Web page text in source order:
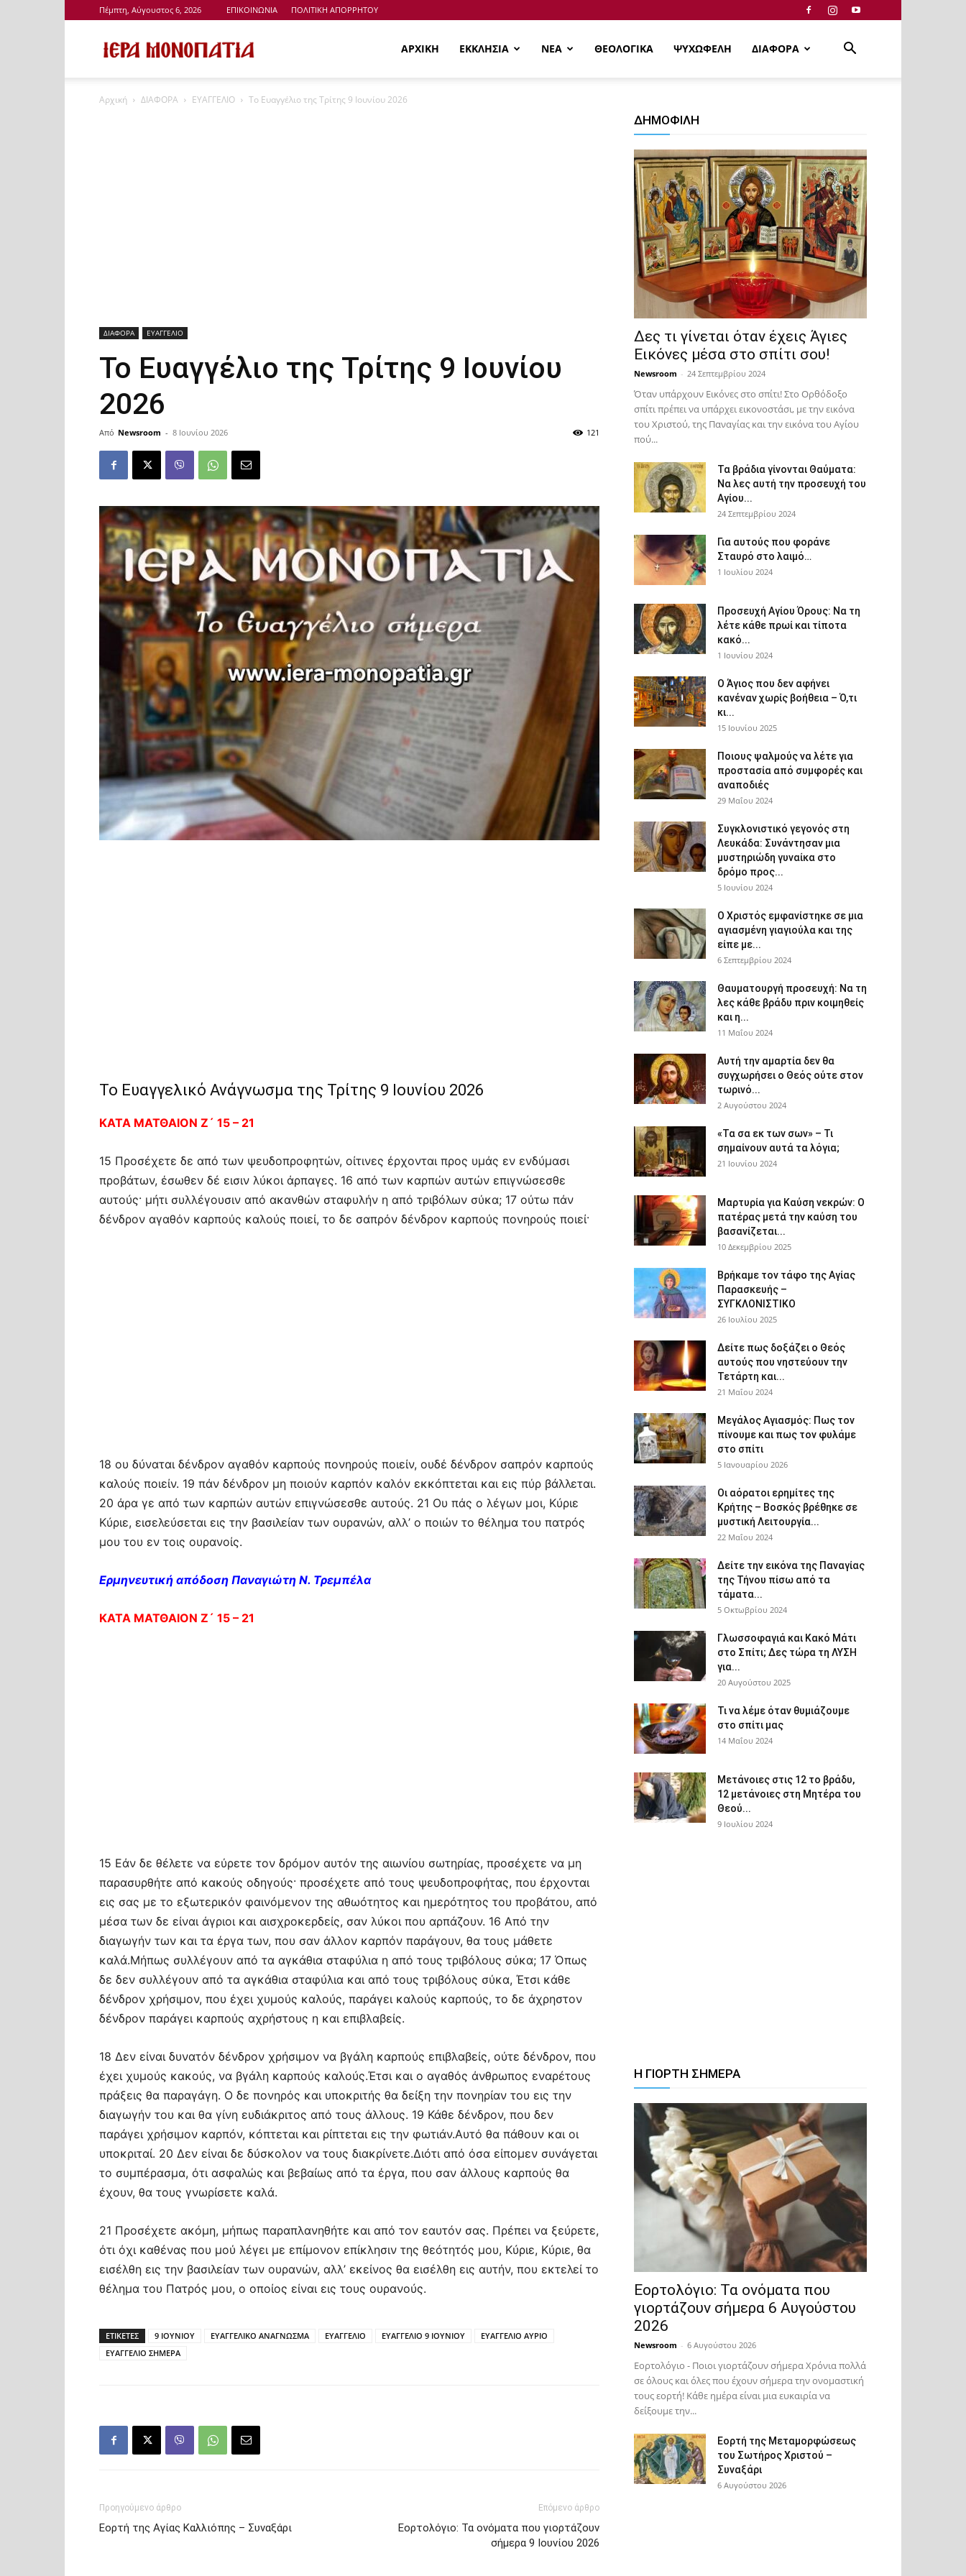
Πέμπτη, Αύγουστος 6, 2026 ΕΠΙΚΟΙΝΩΝΙΑ ΠΟΛΙΤΙΚΗ ΑΠΟΡΡΗΤΟΥ
Μονοπάτια
ΑΡΧΙΚΗ ΕΚΚΛΗΣΙΑ ΝΕΑ ΘΕΟΛΟΓΙΚΑ ΨΥΧΩΦΕΛΗ ΔΙΑΦΟΡΑ
Αρχική ΔΙΑΦΟΡΑ ΕΥΑΓΓΕΛΙΟ Το Ευαγγέλιο της Τρίτης 9 Ιουνίου 2026
ΔΙΑΦΟΡΑ ΕΥΑΓΓΕΛΙΟ
Το Ευαγγέλιο της Τρίτης 9 Ιουνίου
2026
Από Newsroom - 8 Ιουνίου 2026 121
Το Ευαγγελικό Ανάγνωσμα της Τρίτης 9 Ιουνίου 2026
ΚΑΤΑ ΜΑΤΘΑΙΟΝ Ζ´ 15 – 21
15 Προσέχετε δε από των ψευδοπροφητών, οίτινες έρχονται προς υμάς εν ενδύμασι
προβάτων, έσωθεν δέ εισιν λύκοι άρπαγες. 16 από των καρπών αυτών επιγνώσεσθε
αυτούς· μήτι συλλέγουσιν από ακανθών σταφυλήν η από τριβόλων σύκα; 17 ούτω πάν
δένδρον αγαθόν καρπούς καλούς ποιεί, το δε σαπρόν δένδρον καρπούς πονηρούς ποιεί·
18 ου δύναται δένδρον αγαθόν καρπούς πονηρούς ποιείν, ουδέ δένδρον σαπρόν καρπούς
καλούς ποιείν. 19 πάν δένδρον μη ποιούν καρπόν καλόν εκκόπτεται και εις πύρ βάλλεται.
20 άρα γε από των καρπών αυτών επιγνώσεσθε αυτούς. 21 Ου πάς ο λέγων μοι, Κύριε
Κύριε, εισελεύσεται εις την βασιλείαν των ουρανών, αλλ’ ο ποιών το θέλημα του πατρός
μου του εν τοις ουρανοίς.
Ερμηνευτική απόδοση Παναγιώτη Ν. Τρεμπέλα
ΚΑΤΑ ΜΑΤΘΑΙΟΝ Ζ´ 15 – 21
15 Εάν δε θέλετε να εύρετε τον δρόμον αυτόν της αιωνίου σωτηρίας, προσέχετε να μη
παρασυρθήτε από κακούς οδηγούς· προσέχετε από τους ψευδοπροφήτας, που έρχονται
εις σας με το εξωτερικόν φαινόμενον της αθωότητος και ημερότητος του προβάτου, από
μέσα των δε είναι άγριοι και αισχροκερδείς, σαν λύκοι που αρπάζουν. 16 Από την
διαγωγήν των και τα έργα των, που σαν άλλον καρπόν παράγουν, θα τους μάθετε
καλά.Μήπως συλλέγουν από τα αγκάθια σταφύλια η από τους τριβόλους σύκα; 17 Όπως
δε δεν συλλέγουν από τα αγκάθια σταφύλια και από τους τριβόλους σύκα, Έτσι κάθε
δένδρον χρήσιμον, που έχει χυμούς καλούς, παράγει καλούς καρπούς, το δε άχρηστον
δένδρον παράγει καρπούς αχρήστους η και επιβλαβείς.
18 Δεν είναι δυνατόν δένδρον χρήσιμον να βγάλη καρπούς επιβλαβείς, ούτε δένδρον, που
έχει χυμούς κακούς, να βγάλη καρπούς καλούς.Έτσι και ο αγαθός άνθρωπος εναρέτους
πράξεις θα παραγάγη. Ο δε πονηρός και υποκριτής θα δείξη την πονηρίαν του εις την
διαγωγήν του και θα γίνη ευδιάκριτος από τους άλλους. 19 Κάθε δένδρον, που δεν
παράγει χρήσιμον καρπόν, κόπτεται και ρίπτεται εις την φωτιάν.Αυτό θα πάθουν και οι
υποκριταί. 20 Δεν είναι δε δύσκολον να τους διακρίνετε.Διότι από όσα είπομεν συνάγεται
το συμπέρασμα, ότι ασφαλώς και βεβαίως από τα έργα, που σαν άλλους καρπούς θα
έχουν, θα τους γνωρίσετε καλά.
21 Προσέχετε ακόμη, μήπως παραπλανηθήτε και από τον εαυτόν σας. Πρέπει να ξεύρετε,
ότι όχι καθένας που μού λέγει με επίμονον επίκλησιν της θεότητός μου, Κύριε, Κύριε, θα
εισέλθη εις την βασιλείαν των ουρανών, αλλ’ εκείνος θα εισέλθη εις αυτήν, που εκτελεί το
θέλημα του Πατρός μου, ο οποίος είναι εις τους ουρανούς.
ΕΤΙΚΕΤΕΣ 9 ΙΟΥΝΙΟΥ ΕΥΑΓΓΕΛΙΚΟ ΑΝΑΓΝΩΣΜΑ ΕΥΑΓΓΕΛΙΟ ΕΥΑΓΓΕΛΙΟ 9 ΙΟΥΝΙΟΥ
ΕΥΑΓΓΕΛΙΟ ΑΥΡΙΟ
ΕΥΑΓΓΕΛΙΟ ΣΗΜΕΡΑ
Προηγούμενο άρθρο
Εορτή της Αγίας Καλλιόπης – Συναξάρι
Επόμενο άρθρο
Εορτολόγιο: Τα ονόματα που γιορτάζουν
σήμερα 9 Ιουνίου 2026
ΔΗΜΟΦΙΛΗ
Δες τι γίνεται όταν έχεις Άγιες
Εικόνες μέσα στο σπίτι σου!
Newsroom - 24 Σεπτεμβρίου 2024
Όταν υπάρχουν Εικόνες στο σπίτι! Στο Ορθόδοξο
σπίτι πρέπει να υπάρχει εικονοστάσι, με την εικόνα
του Χριστού, της Παν­αγίας και την εικόνα του Αγίου
πού...
Τα βράδια γίνονται Θαύματα:
Να λες αυτή την προσευχή του
Αγίου...
24 Σεπτεμβρίου 2024
Για αυτούς που φοράνε
Σταυρό στο λαιμό…
1 Ιουλίου 2024
Προσευχή Αγίου Όρους: Να τη
λέτε κάθε πρωί και τίποτα
κακό...
1 Ιουνίου 2024
Ο Άγιος που δεν αφήνει
κανέναν χωρίς βοήθεια – Ό,τι
κι...
15 Ιουνίου 2025
Ποιους ψαλμούς να λέτε για
προστασία από συμφορές και
αναποδιές
29 Μαΐου 2024
Συγκλονιστικό γεγονός στη
Λευκάδα: Συνάντησαν μια
μυστηριώδη γυναίκα στο
δρόμο προς...
5 Ιουνίου 2024
Ο Χριστός εμφανίστηκε σε μια
αγιασμένη γιαγιούλα και της
είπε με...
6 Σεπτεμβρίου 2024
Θαυματουργή προσευχή: Να τη
λες κάθε βράδυ πριν κοιμηθείς
και η...
11 Μαΐου 2024
Αυτή την αμαρτία δεν θα
συγχωρήσει ο Θεός ούτε στον
τωρινό...
2 Αυγούστου 2024
«Τα σα εκ των σων» – Τι
σημαίνουν αυτά τα λόγια;
21 Ιουνίου 2024
Μαρτυρία για Καύση νεκρών: Ο
πατέρας μετά την καύση του
βασανίζεται...
10 Δεκεμβρίου 2025
Βρήκαμε τον τάφο της Αγίας
Παρασκευής –
ΣΥΓΚΛΟΝΙΣΤΙΚΟ
26 Ιουλίου 2025
Δείτε πως δοξάζει ο Θεός
αυτούς που νηστεύουν την
Τετάρτη και...
21 Μαΐου 2024
Μεγάλος Αγιασμός: Πως τον
πίνουμε και πως τον φυλάμε
στο σπίτι
5 Ιανουαρίου 2026
Οι αόρατοι ερημίτες της
Κρήτης – Βοσκός βρέθηκε σε
μυστική Λειτουργία...
22 Μαΐου 2024
Δείτε την εικόνα της Παναγίας
της Τήνου πίσω από τα
τάματα...
5 Οκτωβρίου 2024
Γλωσσοφαγιά και Κακό Μάτι
στο Σπίτι; Δες τώρα τη ΛΥΣΗ
για...
20 Αυγούστου 2025
Τι να λέμε όταν θυμιάζουμε
στο σπίτι μας
14 Μαΐου 2024
Μετάνοιες στις 12 το βράδυ,
12 μετάνοιες στη Μητέρα του
Θεού...
9 Ιουλίου 2024
Η ΓΙΟΡΤΗ ΣΗΜΕΡΑ
Εορτολόγιο: Τα ονόματα που
γιορτάζουν σήμερα 6 Αυγούστου
2026
Newsroom - 6 Αυγούστου 2026
Εορτολόγιο - Ποιοι γιορτάζουν σήμερα Χρόνια πολλά
σε όλους και όλες που έχουν σήμερα την ονομαστική
τους εορτή! Κάθε ημέρα είναι μια ευκαιρία να
δείξουμε την...
Εορτή της Μεταμορφώσεως
του Σωτήρος Χριστού –
Συναξάρι
6 Αυγούστου 2026